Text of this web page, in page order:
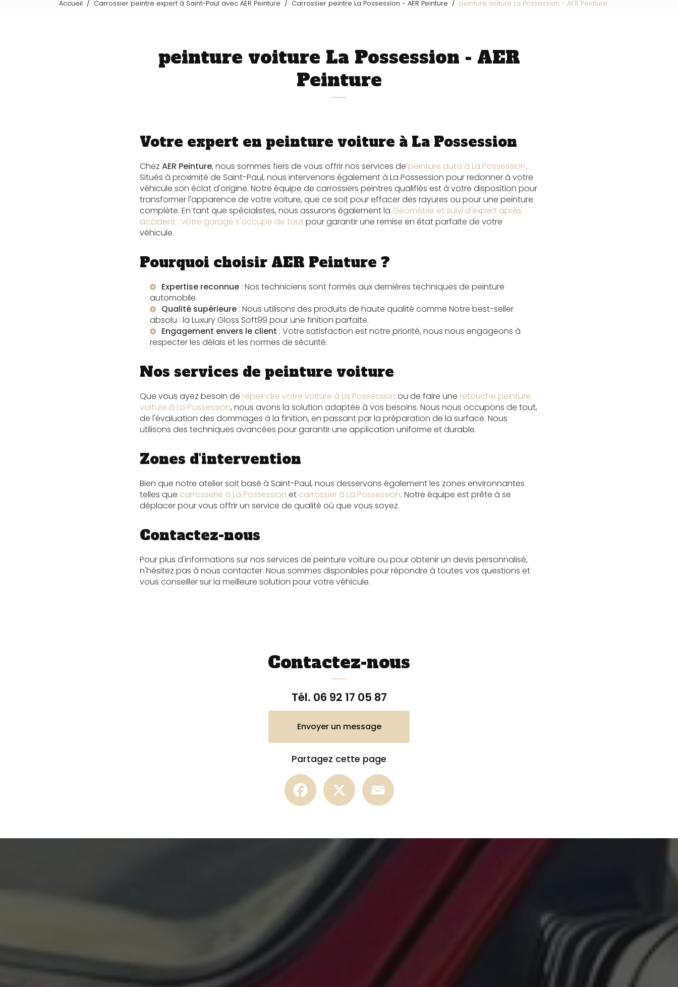
Accueil Carrossier peintre expert à Saint-Paul avec AER Peinture Carrossier peintre La Possession - AER Peinture peinture voiture La Possession - AER Peinture
peinture voiture La Possession - AER
Peinture
Votre expert en peinture voiture à La Possession
Chez AER Peinture, nous sommes fiers de vous offrir nos services de peinture auto à La Possession.
Situés à proximité de Saint-Paul, nous intervenons également à La Possession pour redonner à votre
véhicule son éclat d'origine. Notre équipe de carrossiers peintres qualifiés est à votre disposition pour
transformer l'apparence de votre voiture, que ce soit pour effacer des rayures ou pour une peinture
complète. En tant que spécialistes, nous assurons également la Géométrie et suivi d'expert après
accident : votre garage s'occupe de toutpour garantir une remise en état parfaite de votre
véhicule.
Pourquoi choisir AER Peinture ?
Expertise reconnue : Nos techniciens sont formés aux dernières techniques de peinture
automobile.
Qualité supérieure : Nous utilisons des produits de haute qualité comme Notre best-seller
absolu : la Luxury Gloss Soft99 pour une finition parfaite.
Engagement envers le client : Votre satisfaction est notre priorité, nous nous engageons à
respecter les délais et les normes de sécurité.
Nos services de peinture voiture
Que vous ayez besoin de repeindre votre voiture à La Possession ou de faire une retouche peinture
voiture à La Possession, nous avons la solution adaptée à vos besoins. Nous nous occupons de tout,
de l'évaluation des dommages à la finition, en passant par la préparation de la surface. Nous
utilisons des techniques avancées pour garantir une application uniforme et durable.
Zones d'intervention
Bien que notre atelier soit basé à Saint-Paul, nous desservons également les zones environnantes
telles que carrosserie à La Possession et carrossier à La Possession. Notre équipe est prête à se
déplacer pour vous offrir un service de qualité où que vous soyez.
Contactez-nous
Pour plus d'informations sur nos services de peinture voiture ou pour obtenir un devis personnalisé,
n'hésitez pas à nous contacter. Nous sommes disponibles pour répondre à toutes vos questions et
vous conseiller sur la meilleure solution pour votre véhicule.
Contactez-nous
Tél. 06 92 17 05 87
Envoyer un message
Partagez cette page
Facebook